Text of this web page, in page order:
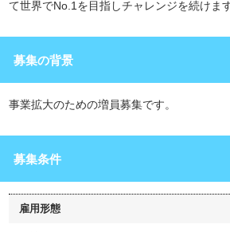
て世界でNo.1を目指しチャレンジを続けます
募集の背景
事業拡大のための増員募集です。
募集条件
雇用形態